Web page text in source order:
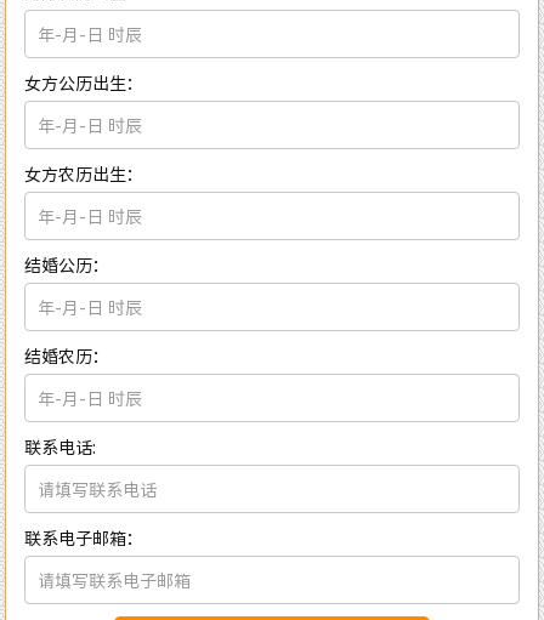
女方公历出生：
女方农历出生：
结婚公历：
结婚农历：
联系电话:
联系电子邮箱：